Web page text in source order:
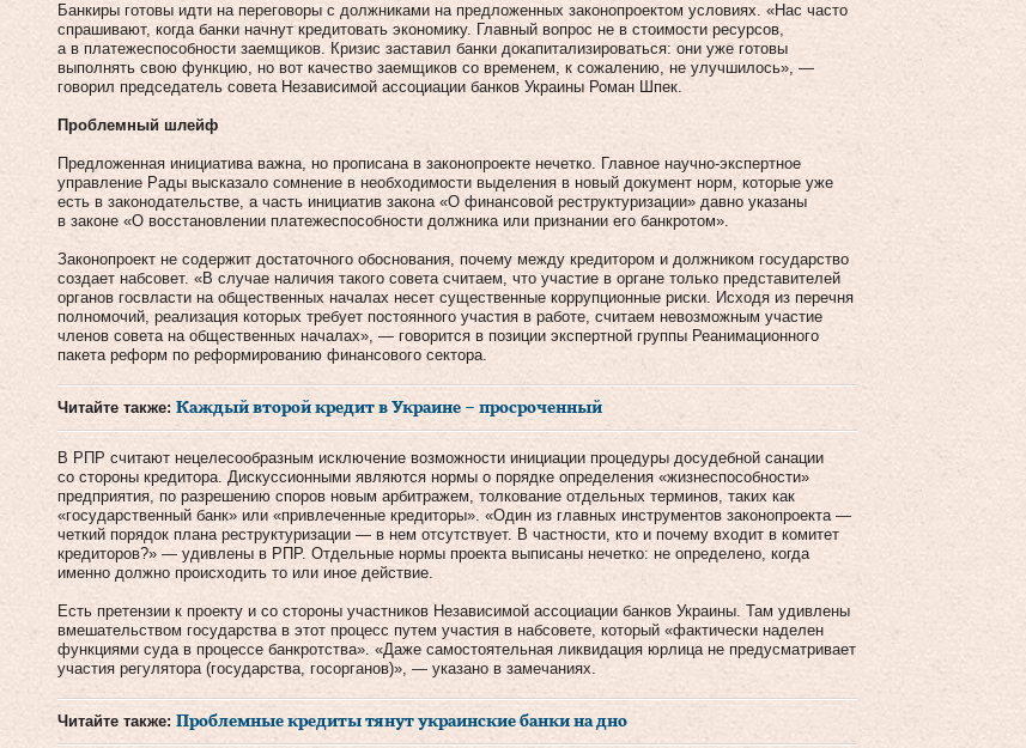
Банкиры готовы идти на переговоры с должниками на предложенных законопроектом условиях. «Нас часто
спрашивают, когда банки начнут кредитовать экономику. Главный вопрос не в стоимости ресурсов,
а в платежеспособности заемщиков. Кризис заставил банки докапитализироваться: они уже готовы
выполнять свою функцию, но вот качество заемщиков со временем, к сожалению, не улучшилось», —
говорил председатель совета Независимой ассоциации банков Украины Роман Шпек.
Проблемный шлейф
Предложенная инициатива важна, но прописана в законопроекте нечетко. Главное научно-экспертное
управление Рады высказало сомнение в необходимости выделения в новый документ норм, которые уже
есть в законодательстве, а часть инициатив закона «О финансовой реструктуризации» давно указаны
в законе «О восстановлении платежеспособности должника или признании его банкротом».
Законопроект не содержит достаточного обоснования, почему между кредитором и должником государство
создает набсовет. «В случае наличия такого совета считаем, что участие в органе только представителей
органов госвласти на общественных началах несет существенные коррупционные риски. Исходя из перечня
полномочий, реализация которых требует постоянного участия в работе, считаем невозможным участие
членов совета на общественных началах», — говорится в позиции экспертной группы Реанимационного
пакета реформ по реформированию финансового сектора.
Читайте также: Каждый второй кредит в Украине – просроченный
В РПР считают нецелесообразным исключение возможности инициации процедуры досудебной санации
со стороны кредитора. Дискуссионными являются нормы о порядке определения «жизнеспособности»
предприятия, по разрешению споров новым арбитражем, толкование отдельных терминов, таких как
«государственный банк» или «привлеченные кредиторы». «Один из главных инструментов законопроекта —
четкий порядок плана реструктуризации — в нем отсутствует. В частности, кто и почему входит в комитет
кредиторов?» — удивлены в РПР. Отдельные нормы проекта выписаны нечетко: не определено, когда
именно должно происходить то или иное действие.
Есть претензии к проекту и со стороны участников Независимой ассоциации банков Украины. Там удивлены
вмешательством государства в этот процесс путем участия в набсовете, который «фактически наделен
функциями суда в процессе банкротства». «Даже самостоятельная ликвидация юрлица не предусматривает
участия регулятора (государства, госорганов)», — указано в замечаниях.
Читайте также: Проблемные кредиты тянут украинские банки на дно